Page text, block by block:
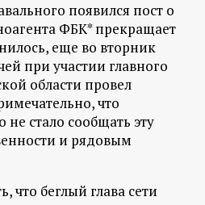
появился пост о
ФБК* прекращает
еще во вторник
при участии главного
области провел
что
стало сообщать эту
и рядовым
что беглый глава сети